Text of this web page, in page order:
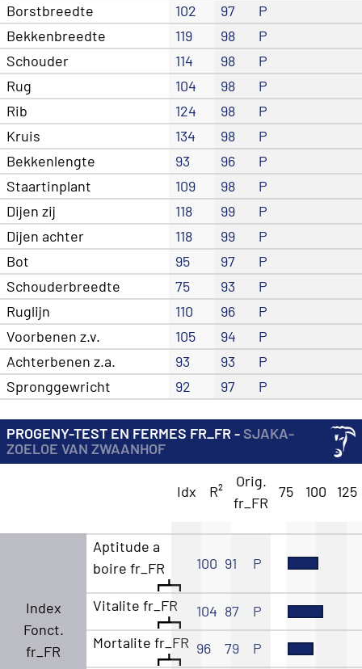
Borstbreedte
102 97
P
Bekkenbreedte
119 98
P
Schouder
114 98
P
Rug
104 98
P
Rib
124 98
P
Kruis
134 98
P
Bekkenlengte
93 96
P
Staartinplant
109 98
P
Dijen zij
118 99
P
Dijen achter
118 99
P
Bot
95 97
P
Schouderbreedte
75 93
P
Ruglijn
110 96
P
Voorbenen z.v.
105 94
P
Achterbenen z.a.
93 93
P
Spronggewricht
92 97 P
PROGENY-TEST EN FERMES FR_FR -SJAKA-
ZOELOE VAN ZWAANHOF
Idx R²
Orig.
fr_FR
75 100 125
Index
Fonct.
fr_FR
Aptitude a
boire fr_FR
100 91 P
Vitalite fr_FR 104 87
P
Mortalite fr_FR 96 79
P